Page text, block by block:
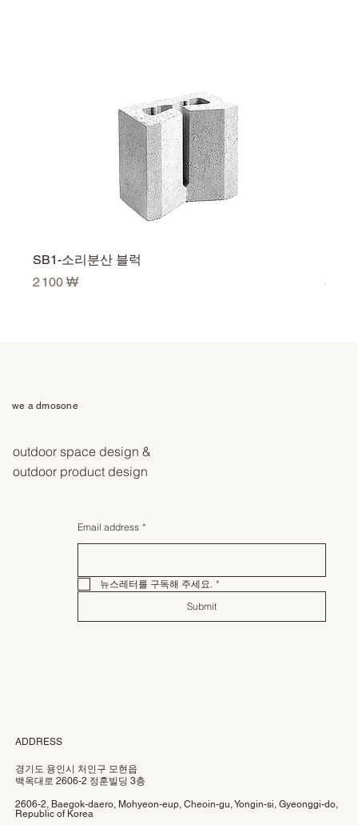
SB1-소리분산 블럭
Prix
2 100 ₩
Prix
3
we a dmosone
outdoor space design &
outdoor product design
Email address *
뉴스레터를 구독해 주세요.
*
Submit
ADDRESS
경기도 용인시 처인구 모현읍
백옥대로 2606-2 정훈빌딩 3층
2606-2, Baegok-daero, Mohyeon-eup, Cheoin-gu, Yongin-si, Gyeonggi-do,
Republic of Korea